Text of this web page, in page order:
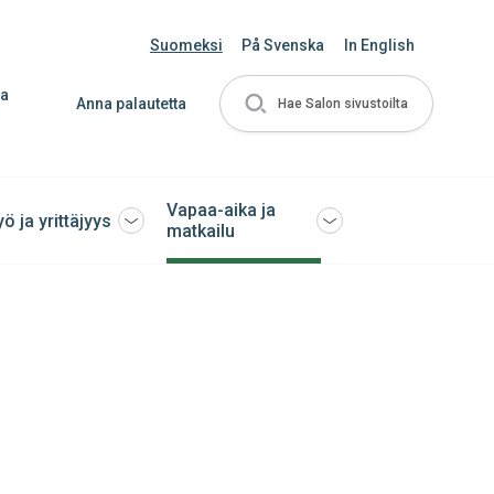
Suomeksi På Svenska In English
Anna palautetta Hae Salon sivustoilta
ja yrittäjyys Avaa
Vapaa-aika ja
matkailu
Avaa